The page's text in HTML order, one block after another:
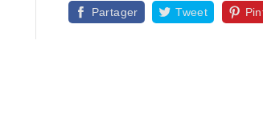
Partager Tweet